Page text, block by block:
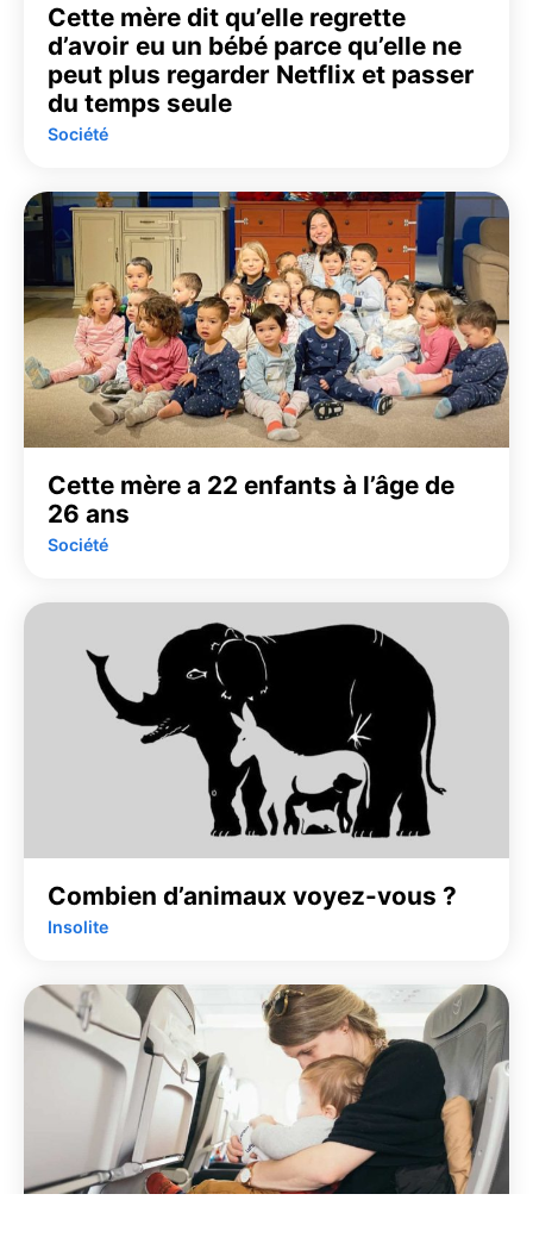
Cette mère dit qu’elle regrette
d’avoir eu un bébé parce qu’elle ne
peut plus regarder Netflix et passer
du temps seule
Société
Cette mère a 22 enfants à l’âge de
26 ans
Société
Combien d’animaux voyez-vous ?
Insolite